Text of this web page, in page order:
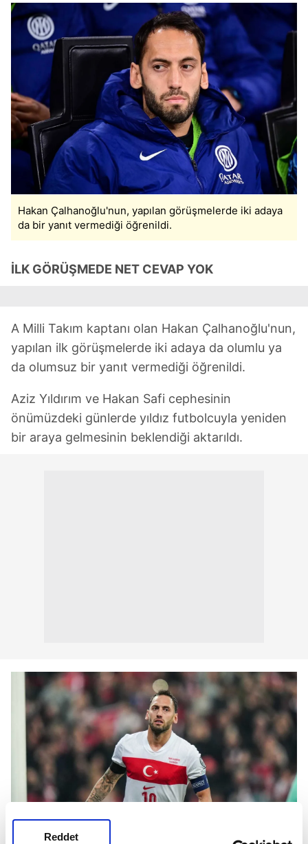
Reddet
Hakan Çalhanoğlu'nun, yapılan görüşmelerde iki adaya
da bir yanıt vermediği öğrenildi.
İLK GÖRÜŞMEDE NET CEVAP YOK
A Milli Takım kaptanı olan Hakan Çalhanoğlu'nun,
yapılan ilk görüşmelerde iki adaya da olumlu ya
da olumsuz bir yanıt vermediği öğrenildi.
Aziz Yıldırım ve Hakan Safi cephesinin
önümüzdeki günlerde yıldız futbolcuyla yeniden
bir araya gelmesinin beklendiği aktarıldı.